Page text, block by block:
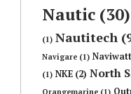
Nautic (30)
(1) Nautitech
Navigare (1) Naviwatt
(1) NKE (2) North
Orangemarine (1)